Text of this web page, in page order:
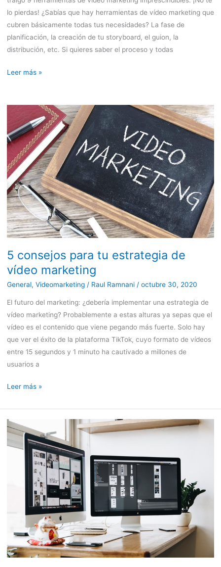
lo pierdas! ¿Sabías que hay herramientas de vídeo marketing que
cubren básicamente todas tus necesidades? La fase de
planificación, la creación de tu storyboard, el guion, la
distribución, etc. Si quieres saber el proceso y todas
Leer más »
5 consejos para tu estrategia de
vídeo marketing
General, Videomarketing/ Raul Ramnani / octubre 30, 2020
El futuro del marketing: ¿debería implementar una estrategia de
vídeo marketing? Probablemente a estas alturas ya sepas que el
vídeo es el contenido que viene pegando más fuerte. Solo hay
que ver el éxito de la plataforma TikTok, cuyo formato de vídeos
entre 15 segundos y 1 minuto ha cautivado a millones de
usuarios a
consejos
para
tu
estrategia
de
vídeo
marketing
Leer más »
¿Puede
una
animación
aumentar
50%?